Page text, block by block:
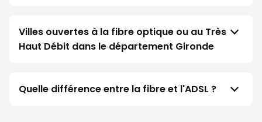
Villes ouvertes à la fibre optique ou au Très
Haut Débit dans le département Gironde
Quelle différence entre la fibre et l'ADSL ?